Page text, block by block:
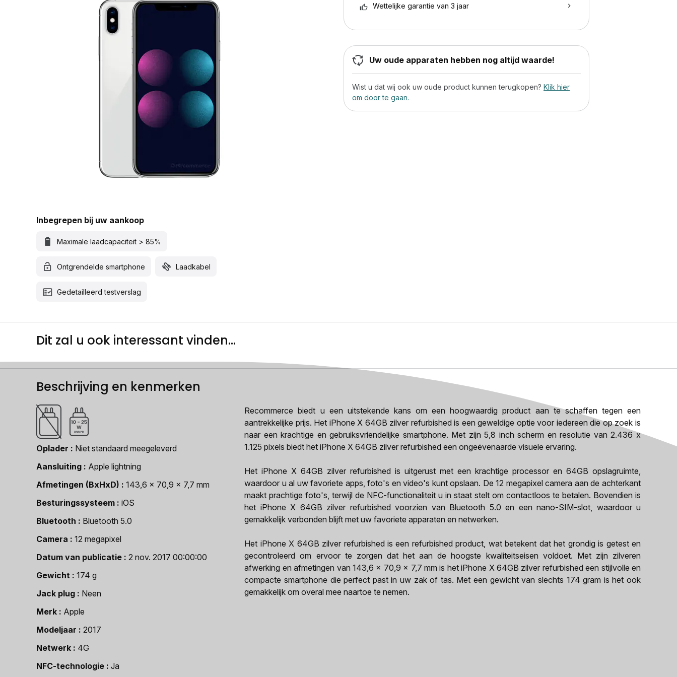
Inbegrepen bij uw aankoop
Maximale laadcapaciteit > 85%
Ontgrendelde smartphone Laadkabel
Gedetailleerd testverslag
Wettelijke garantie van 3 jaar
Uw oude apparaten hebben nog altijd waarde!
Wist u dat wij ook uw oude product kunnen terugkopen? Klik hier
om door te gaan.
Dit zal u ook interessant vinden...
Beschrijving en kenmerken
Oplader
Niet standaard meegeleverd
Aansluiting
Apple lightning
Afmetingen (BxHxD)
143,6 x 70,9 x 7,7 mm
Besturingssysteem
iOS
Bluetooth
Bluetooth 5.0
Camera
12 megapixel
Datum van publicatie
2 nov. 2017 00:00:00
Gewicht
174 g
Jack plug
Neen
Merk
Apple
Modeljaar
2017
Netwerk
4G
NFC-technologie
Ja
Recommerce biedt u een uitstekende kans om een hoogwaardig product aan te schaffen tegen een
aantrekkelijke prijs. Het iPhone X 64GB zilver refurbished is een geweldige optie voor iedereen die op zoek is
naar een krachtige en gebruiksvriendelijke smartphone. Met zijn 5,8 inch scherm en resolutie van 2.436 x
1.125 pixels biedt het iPhone X 64GB zilver refurbished een ongeëvenaarde visuele ervaring.
Het iPhone X 64GB zilver refurbished is uitgerust met een krachtige processor en 64GB opslagruimte,
waardoor u al uw favoriete apps, foto's en video's kunt opslaan. De 12 megapixel camera aan de achterkant
maakt prachtige foto's, terwijl de NFC-functionaliteit u in staat stelt om contactloos te betalen. Bovendien is
het iPhone X 64GB zilver refurbished voorzien van Bluetooth 5.0 en een nano-SIM-slot, waardoor u
gemakkelijk verbonden blijft met uw favoriete apparaten en netwerken.
Het iPhone X 64GB zilver refurbished is een refurbished product, wat betekent dat het grondig is getest en
gecontroleerd om ervoor te zorgen dat het aan de hoogste kwaliteitseisen voldoet. Met zijn zilveren
afwerking en afmetingen van 143,6 x 70,9 x 7,7 mm is het iPhone X 64GB zilver refurbished een stijlvolle en
compacte smartphone die perfect past in uw zak of tas. Met een gewicht van slechts 174 gram is het ook
gemakkelijk om overal mee naartoe te nemen.